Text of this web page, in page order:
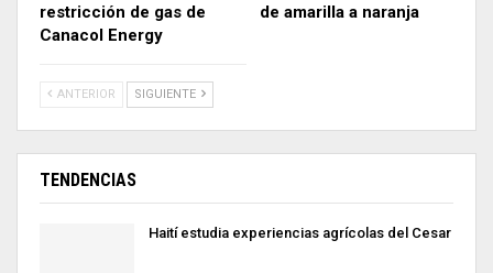
restricción de gas de
Canacol Energy
de amarilla a naranja
ANTERIOR SIGUIENTE
TENDENCIAS
Haití estudia experiencias agrícolas del Cesar